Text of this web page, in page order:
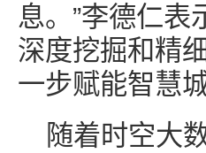
息。”李德仁表
深度挖掘和精
一步赋能智慧
随着时空大